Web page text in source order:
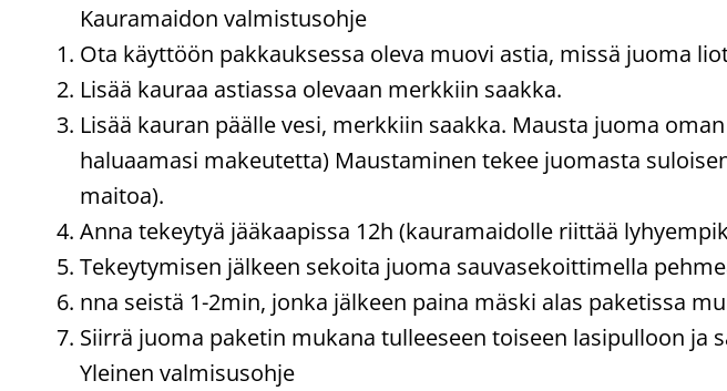
Kauramaidon valmistusohje
Ota käyttöön pakkauksessa oleva muovi astia, missä juoma
Lisää kauraa astiassa olevaan merkkiin saakka.
Lisää kauran päälle vesi, merkkiin saakka. Mausta juoma
haluaamasi makeutetta) Maustaminen tekee juomasta
maitoa).
Anna tekeytyä jääkaapissa 12h (kauramaidolle riittää
Tekeytymisen jälkeen sekoita juoma sauvasekoittimella
nna seistä 1-2min, jonka jälkeen paina mäski alas paketissa
Siirrä juoma paketin mukana tulleeseen toiseen lasipulloon ja
Yleinen valmisusohje